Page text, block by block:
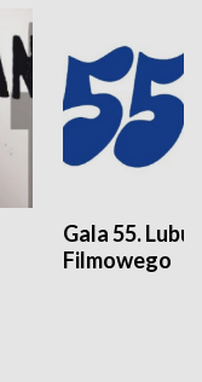
Gala 55.
Filmowego